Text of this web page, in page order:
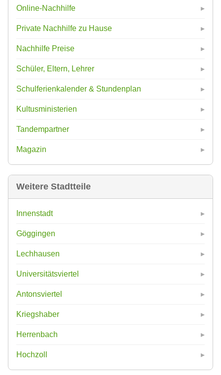
Online-Nachhilfe
Private Nachhilfe zu Hause
Nachhilfe Preise
Schüler, Eltern, Lehrer
Schulferienkalender & Stundenplan
Kultusministerien
Tandempartner
Magazin
Weitere Stadtteile
Innenstadt
Göggingen
Lechhausen
Universitätsviertel
Antonsviertel
Kriegshaber
Herrenbach
Hochzoll